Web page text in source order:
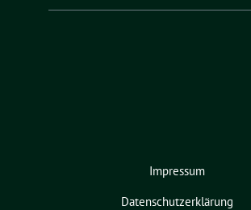
Impressum
Datenschutzerklärung